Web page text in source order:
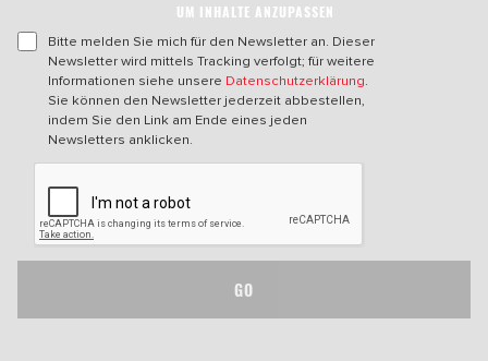
UM INHALTE ANZUPASSEN
Bitte melden Sie mich für den Newsletter an. Dieser
Newsletter wird mittels Tracking verfolgt; für weitere
Informationen siehe unsere Datenschutzerklärung.
Sie können den Newsletter jederzeit abbestellen,
indem Sie den Link am Ende eines jeden
Newsletters anklicken.
GO